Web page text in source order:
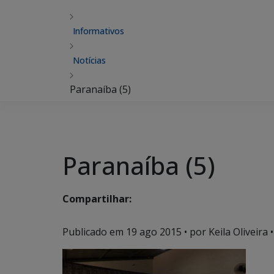
Informativos
Notícias
Paranaíba (5)
Paranaíba (5)
Compartilhar:
Publicado em 19 ago 2015 • por Keila Oliveira •